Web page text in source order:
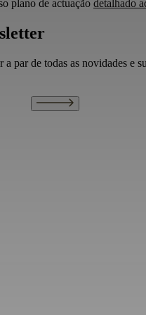
plano de actuação detalhado
par de todas as novidades e